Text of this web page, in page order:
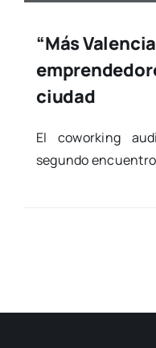
“Más
ciudad
El cowor­king
segun­do